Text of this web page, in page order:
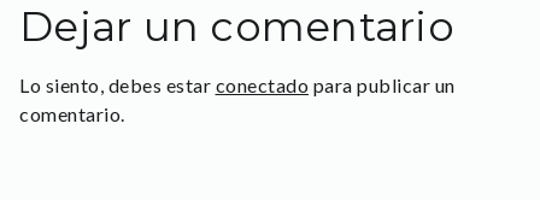
Dejar un comentario
Lo siento, debes estar conectado para publicar un
comentario.